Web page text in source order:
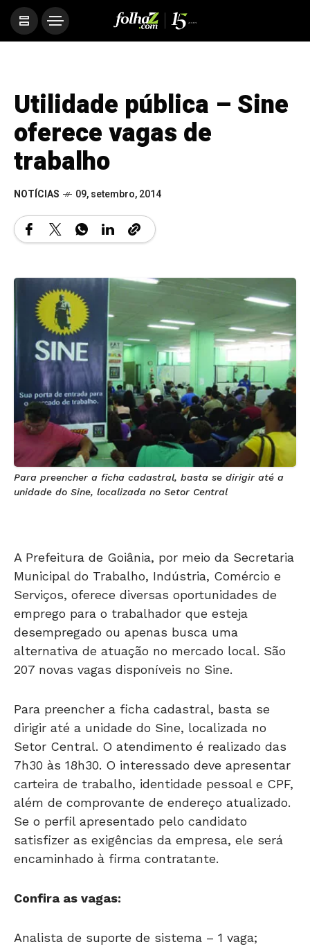
Utilidade pública – Sine
oferece vagas de
trabalho
NOTÍCIAS 09, setembro, 2014
Para preencher a ficha cadastral, basta se dirigir até a
unidade do Sine, localizada no Setor Central
A Prefeitura de Goiânia, por meio da Secretaria
Municipal do Trabalho, Indústria, Comércio e
Serviços, oferece diversas oportunidades de
emprego para o trabalhador que esteja
desempregado ou apenas busca uma
alternativa de atuação no mercado local. São
207 novas vagas disponíveis no Sine.
Para preencher a ficha cadastral, basta se
dirigir até a unidade do Sine, localizada no
Setor Central. O atendimento é realizado das
7h30 às 18h30. O interessado deve apresentar
carteira de trabalho, identidade pessoal e CPF,
além de comprovante de endereço atualizado.
Se o perfil apresentado pelo candidato
satisfizer as exigências da empresa, ele será
encaminhado à firma contratante.
Confira as vagas:
Analista de suporte de sistema – 1 vaga;